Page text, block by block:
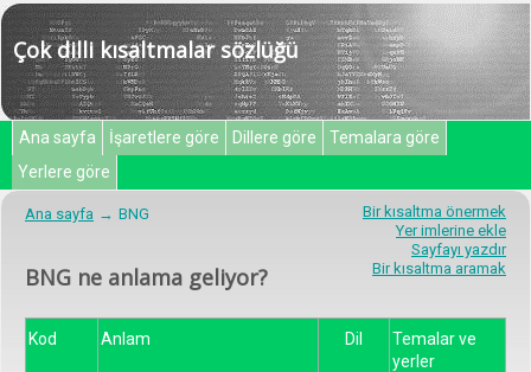
Çok dilli kısaltmalar sözlüğü
Ana sayfa İşaretlere göre Dillere göre
Temalara göre
Yerlere göre
Bir kısaltma önermek
Yer imlerine ekle
Sayfayı yazdır
Bir kısaltma aramak
Ana sayfa BNG
BNG ne anlama geliyor?
Kod Anlam Dil
Temalar ve
yerler